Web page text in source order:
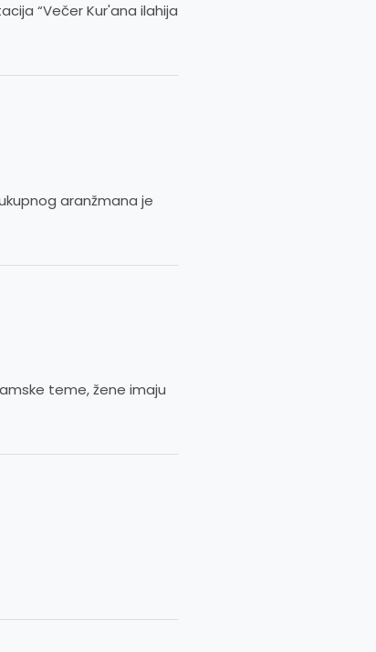
“Večer Kur'ana ilahija
aranžmana je
teme, žene imaju